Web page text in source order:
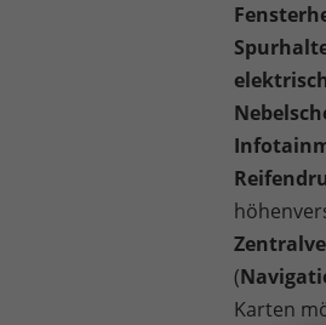
(
Karten